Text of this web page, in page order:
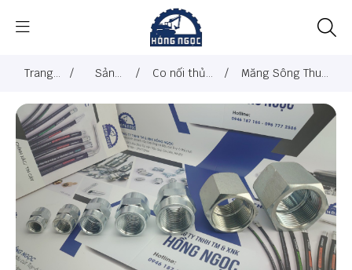
Trang
chủ
/ Sản
phẩm
/ Co nối thủy
lực
/ Măng Sông Thuỷ
Lực